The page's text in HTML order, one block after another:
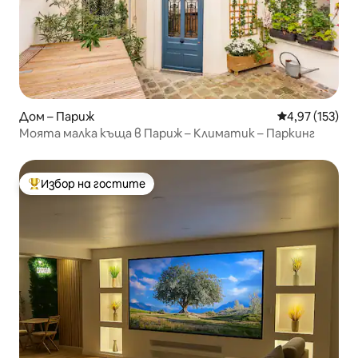
Дом – Париж Средна
4,97 (153)
Моята малка къща в Париж – Климатик – Паркинг
Най-популярен избор на гостите
Избор на гостите